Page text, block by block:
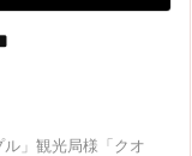
」観光局様「クオ